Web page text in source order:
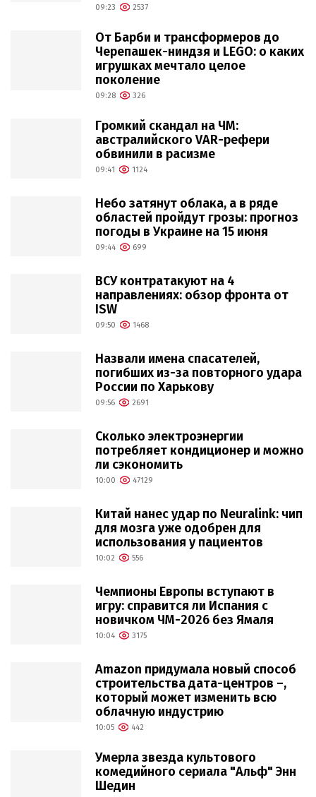
09:23 2537
От Барби и трансформеров до
Черепашек-ниндзя и LEGO: о каких
игрушках мечтало целое
поколение
09:28 326
Громкий скандал на ЧМ:
австралийского VAR-рефери
обвинили в расизме
09:41 1124
Небо затянут облака, а в ряде
областей пройдут грозы: прогноз
погоды в Украине на 15 июня
09:44 699
ВСУ контратакуют на 4
направлениях: обзор фронта от
ISW
09:50 1468
Назвали имена спасателей,
погибших из-за повторного удара
России по Харькову
09:56 2691
Сколько электроэнергии
потребляет кондиционер и можно
ли сэкономить
10:00 47129
Китай нанес удар по Neuralink: чип
для мозга уже одобрен для
использования у пациентов
10:02 556
Чемпионы Европы вступают в
игру: справится ли Испания с
новичком ЧМ-2026 без Ямаля
10:04 3175
Amazon придумала новый способ
строительства дата-центров –,
который может изменить всю
облачную индустрию
10:05 442
Умерла звезда культового
комедийного сериала "Альф" Энн
Шедин